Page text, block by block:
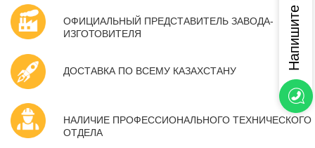
ОФИЦИАЛЬНЫЙ ПРЕДСТАВИТЕЛЬ ЗАВОДА-
ИЗГОТОВИТЕЛЯ
ДОСТАВКА ПО ВСЕМУ КАЗАХСТАНУ
НАЛИЧИЕ ПРОФЕССИОНАЛЬНОГО ТЕХНИЧЕСКОГО
ОТДЕЛА